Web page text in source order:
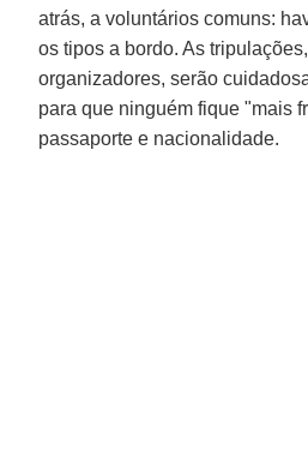
atrás, a voluntários comuns:
os tipos a bordo. As
organizadores, serão
para que ninguém fique "mais
passaporte e nacionalidade.